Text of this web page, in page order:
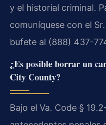
y el historial criminal.
comuníquese con el
bufete al (888) 437-
¿Es posible borrar un
City County?
Bajo el Va. Code §